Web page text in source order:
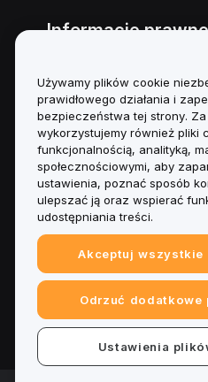
Informacje
interesów
Podsumowanie polityki
powiernictwa i zarządzania
Informacje ESG
Biuletyny informacyjne
kryptoaktywów
Używamy plików cookie
prawidłowego działania i
bezpieczeństwa tej strony.
wykorzystujemy również pliki
funkcjonalnością, analityką,
społecznościowymi, aby
ustawienia, poznać sposób
ulepszać ją oraz wspierać
udostępniania treści.
Akceptuj
Odrzuć
Ustawienia